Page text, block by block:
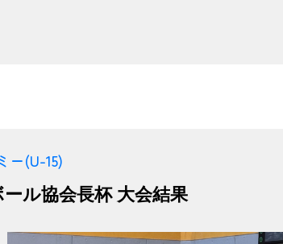
ー(U-15)
ル協会長杯 大会結果